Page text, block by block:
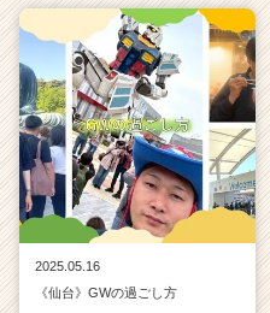
2025.05.16
《仙台》GWの過ごし方